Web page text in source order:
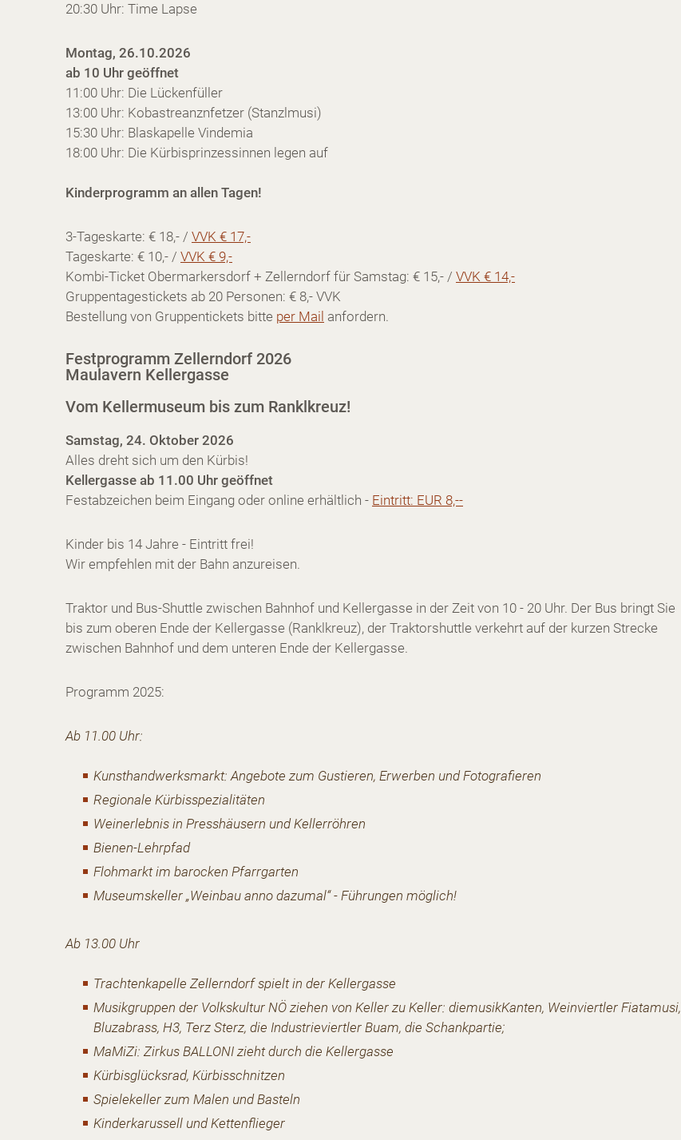
20:30 Uhr: Time Lapse
Montag, 26.10.2026
ab 10 Uhr geöffnet
11:00 Uhr: Die Lückenfüller
13:00 Uhr: Kobastreanznfetzer (Stanzlmusi)
15:30 Uhr: Blaskapelle Vindemia
18:00 Uhr: Die Kürbisprinzessinnen legen auf
Kinderprogramm an allen Tagen!
3-Tageskarte: € 18,- / VVK € 17,-
Tageskarte: € 10,- / VVK € 9,-
Kombi-Ticket Obermarkersdorf + Zellerndorf für Samstag: € 15,- / VVK € 14,-
Gruppentagestickets ab 20 Personen: € 8,- VVK
Bestellung von Gruppentickets bitte per Mail anfordern.
Festprogramm Zellerndorf 2026
Maulavern Kellergasse
Vom Kellermuseum bis zum Ranklkreuz!
Samstag, 24. Oktober 2026
Alles dreht sich um den Kürbis!
Kellergasse ab 11.00 Uhr geöffnet
Festabzeichen beim Eingang oder online erhältlich - Eintritt: EUR 8,--
Kinder bis 14 Jahre - Eintritt frei!
Wir empfehlen mit der Bahn anzureisen.
Traktor und Bus-Shuttle zwischen Bahnhof und Kellergasse in der Zeit von 10 - 20 Uhr. Der Bus bringt Sie
bis zum oberen Ende der Kellergasse (Ranklkreuz), der Traktorshuttle verkehrt auf der kurzen Strecke
zwischen Bahnhof und dem unteren Ende der Kellergasse.
Programm 2025:
Ab 11.00 Uhr:
Kunsthandwerksmarkt: Angebote zum Gustieren, Erwerben und Fotografieren
Regionale Kürbisspezialitäten
Weinerlebnis in Presshäusern und Kellerröhren
Bienen-Lehrpfad
Flohmarkt im barocken Pfarrgarten
Museumskeller „Weinbau anno dazumal“ - Führungen möglich!
Ab 13.00 Uhr
Trachtenkapelle Zellerndorf spielt in der Kellergasse
Musikgruppen der Volkskultur NÖ ziehen von Keller zu Keller: diemusikKanten, Weinviertler Fiatamusi,
Bluzabrass, H3, Terz Sterz, die Industrieviertler Buam, die Schankpartie;
MaMiZi: Zirkus BALLONI zieht durch die Kellergasse
Kürbisglücksrad, Kürbisschnitzen
Spielekeller zum Malen und Basteln
Kinderkarussell und Kettenflieger